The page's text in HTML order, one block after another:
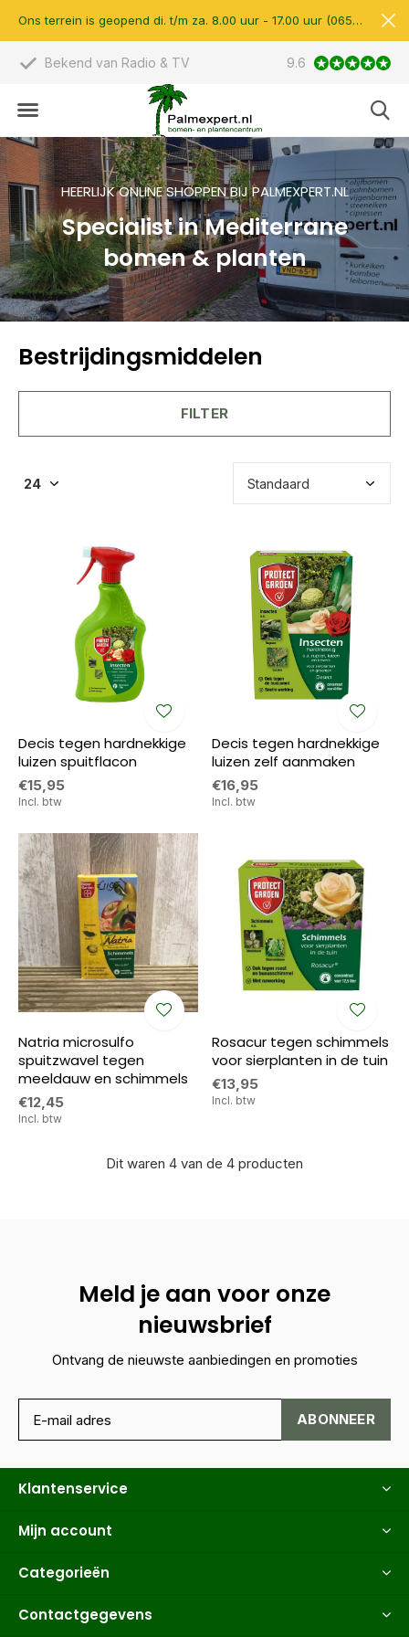
Bekend van Radio & TV Scherpe prijzen
9.6
Ons terrein is geopend di. t/m za. 8.00 uur - 17.00 uur (0657510597)
HEERLIJK ONLINE SHOPPEN BIJ PALMEXPERT.NL
Specialist in Mediterrane
bomen & planten
Bestrijdingsmiddelen
FILTER
Decis tegen hardnekkige
luizen spuitflacon
€15,95
Incl. btw
Decis tegen hardnekkige
luizen zelf aanmaken
€16,95
Incl. btw
Natria microsulfo
spuitzwavel tegen
meeldauw en schimmels
€12,45
Incl. btw
Rosacur tegen schimmels
voor sierplanten in de tuin
€13,95
Incl. btw
Dit waren 4 van de 4 producten
Meld je aan voor onze
nieuwsbrief
Ontvang de nieuwste aanbiedingen en promoties
ABONNEER
Klantenservice
Mijn account
Categorieën
Contactgegevens